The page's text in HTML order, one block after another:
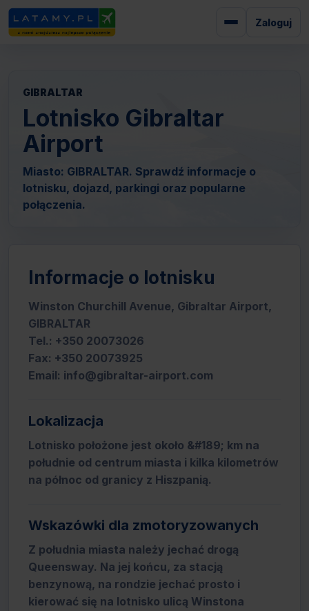
Zaloguj
GIBRALTAR
Lotnisko Gibraltar
Airport
Miasto: GIBRALTAR. Sprawdź informacje o
lotnisku, dojazd, parkingi oraz popularne
połączenia.
Informacje o lotnisku
Winston Churchill Avenue, Gibraltar Airport,
GIBRALTAR
Tel.: +350 20073026
Fax: +350 20073925
Email: info@gibraltar-airport.com
Lokalizacja
Lotnisko położone jest około &#189; km na
południe od centrum miasta i kilka kilometrów
na północ od granicy z Hiszpanią.
Wskazówki dla zmotoryzowanych
Z południa miasta należy jechać drogą
Queensway. Na jej końcu, za stacją
benzynową, na rondzie jechać prosto i
kierować się na lotnisko ulicą Winstona